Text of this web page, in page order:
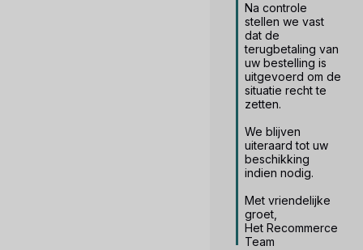
Na controle
stellen we vast
dat de
terugbetaling van
uw bestelling is
uitgevoerd om de
situatie recht te
zetten.
We blijven
uiteraard tot uw
beschikking
indien nodig.
Met vriendelijke
groet,
Het Recommerce
Team